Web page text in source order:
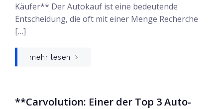
Käufer** Der Autokauf ist eine bedeutende
Entscheidung, die oft mit einer Menge Recherche
[…]
mehr lesen
**Carvolution: Einer der Top 3 Auto-